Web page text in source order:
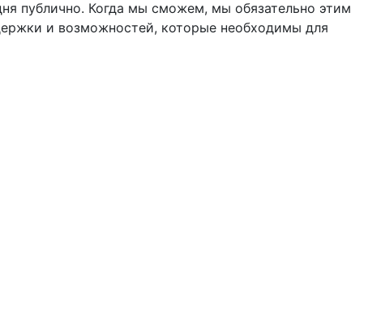
публично. Когда мы сможем, мы обязательно этим
и возможностей, которые необходимы для